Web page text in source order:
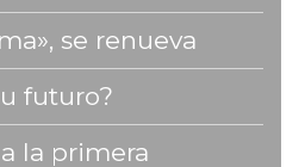
se renueva
futuro?
la primera